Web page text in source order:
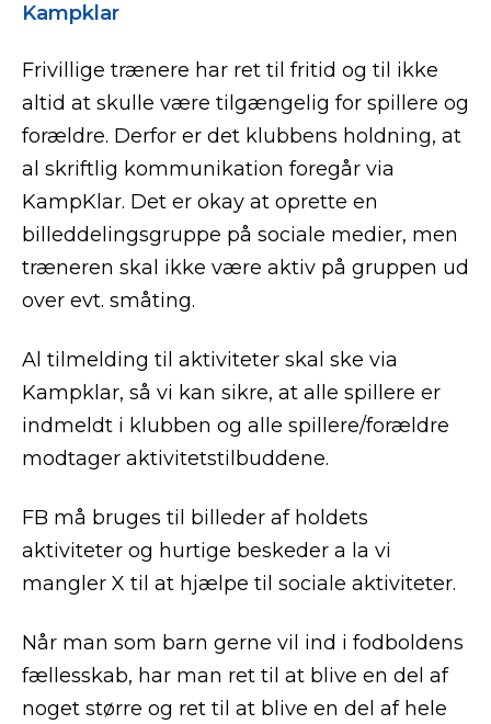
Kampklar
Frivillige trænere har ret til fritid og til ikke
altid at skulle være tilgængelig for spillere og
forældre. Derfor er det klubbens holdning, at
al skriftlig kommunikation foregår via
KampKlar. Det er okay at oprette en
billeddelingsgruppe på sociale medier, men
træneren skal ikke være aktiv på gruppen ud
over evt. småting.
Al tilmelding til aktiviteter skal ske via
Kampklar, så vi kan sikre, at alle spillere er
indmeldt i klubben og alle spillere/forældre
modtager aktivitetstilbuddene.
FB må bruges til billeder af holdets
aktiviteter og hurtige beskeder a la vi
mangler X til at hjælpe til sociale aktiviteter.
Når man som barn gerne vil ind i fodboldens
fællesskab, har man ret til at blive en del af
noget større og ret til at blive en del af hele